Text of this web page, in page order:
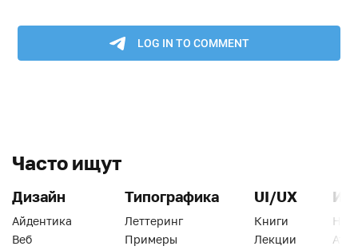
Часто ищут
Дизайн
Айдентика
Веб
Типографика
Леттеринг
Примеры
UI/UX
Книги
Лекции